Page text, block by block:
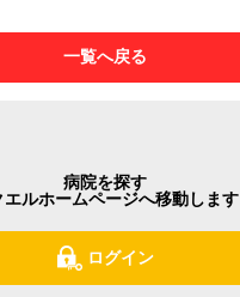
一覧へ戻る
病院を探す
エルホームページへ移動します
ログイン